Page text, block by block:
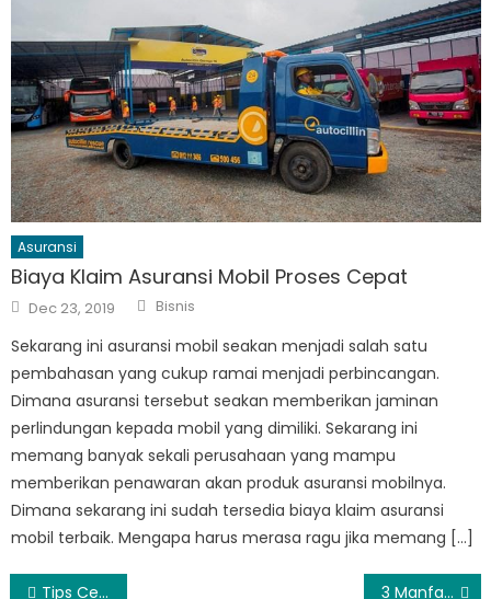
Asuransi
Biaya Klaim Asuransi Mobil Proses Cepat
Posted
on
Dec 23, 2019 Author
Bisnis
Sekarang ini asuransi mobil seakan menjadi salah satu
pembahasan yang cukup ramai menjadi perbincangan.
Dimana asuransi tersebut seakan memberikan jaminan
perlindungan kepada mobil yang dimiliki. Sekarang ini
memang banyak sekali perusahaan yang mampu
memberikan penawaran akan produk asuransi mobilnya.
Dimana sekarang ini sudah tersedia biaya klaim asuransi
mobil terbaik. Mengapa harus merasa ragu jika memang […]
Tips Cerdas Memilih Blush On Yang Sesuai 3 Manfaat Olahraga untuk Kesehatan